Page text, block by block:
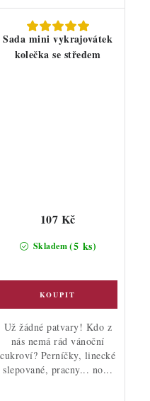
Sada mini vykrajovátek
kolečka se středem
Skladem(5 ks)
107 Kč
Už žádné patvary! Kdo z
nás nemá rád vánoční
cukroví? Perníčky, linecké
slepované, pracny... no...